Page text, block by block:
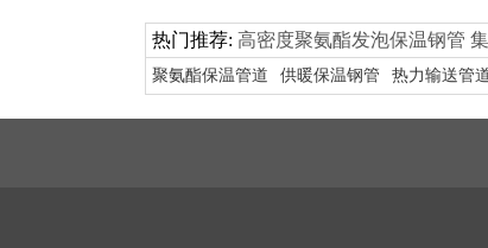
热门推荐: 高密度聚氨酯发泡保温钢管
聚氨酯保温管道 供暖保温钢管 热力输送管